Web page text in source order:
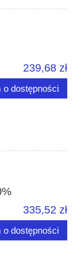
239,68 zł
o dostępności
335,52 zł
o dostępności